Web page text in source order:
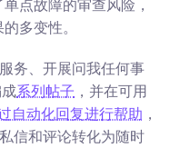
点故障的审查风险，
多变性。
务、开展问我任何事
系列帖子 ，并在可用
自动化回复进行帮助 ，
信和评论转化为随时